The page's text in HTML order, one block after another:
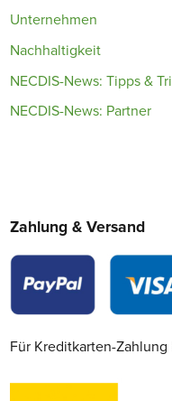
Unternehmen
Nachhaltigkeit
NECDIS-News: Tipps &
NECDIS-News: Partner
Zahlung & Versand
Für Kreditkarten-